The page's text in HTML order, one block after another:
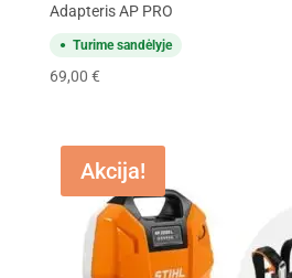
Adapteris AP PRO
Turime sandėlyje
69,00 €
Akcija!